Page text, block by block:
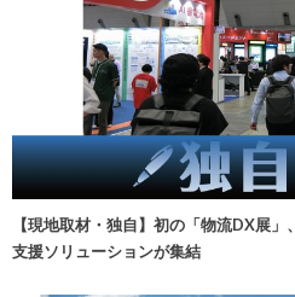
【現地取材・独自】初の「物流DX展
支援ソリューションが集結